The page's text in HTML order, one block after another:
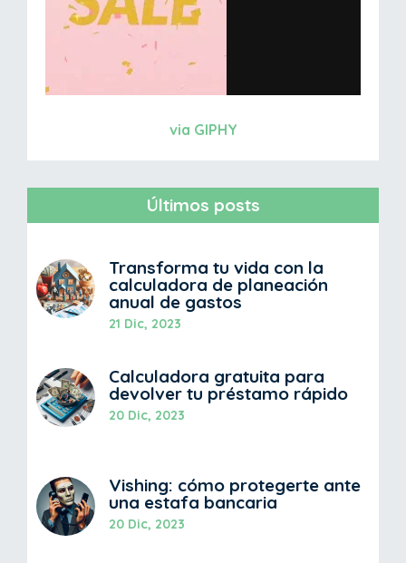
via GIPHY
Últimos posts
Transforma tu vida con la
calculadora de planeación
anual de gastos
21 Dic, 2023
Calculadora gratuita para
devolver tu préstamo rápido
20 Dic, 2023
Vishing: cómo protegerte ante
una estafa bancaria
20 Dic, 2023